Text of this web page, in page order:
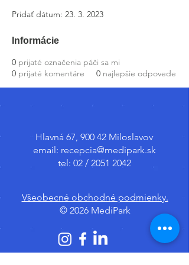
Pridať dátum: 23. 3. 2023
Informácie
0 prijaté označenia páči sa mi
0 prijaté komentáre 0 najlepšie odpovede
Hlavná 67, 900 42 Miloslavov
email: recepcia@medipark.sk
tel: 02 / 2051 2042
Všeobecné obchodné podmienky.
© 2026 MediPark